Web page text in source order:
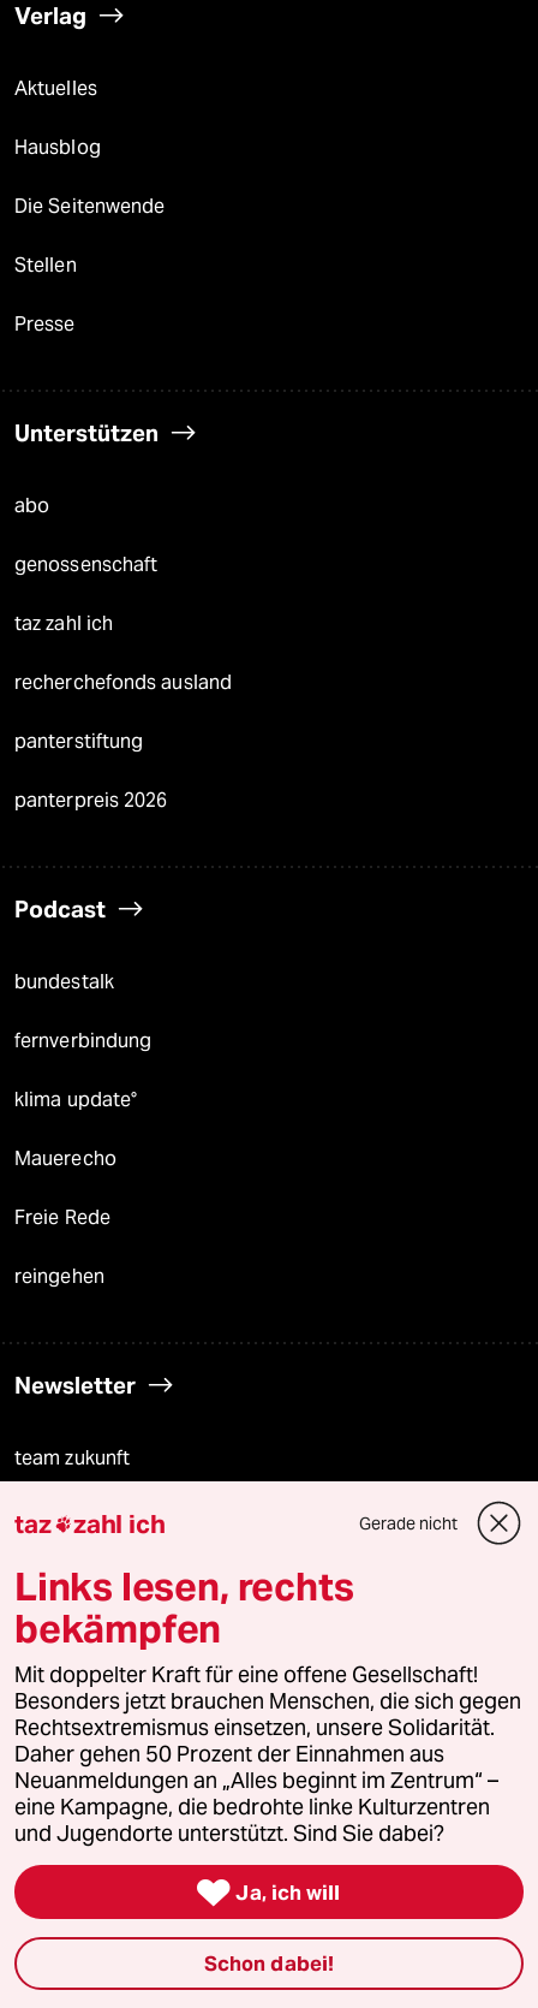
Verlag
Aktuelles
Hausblog
Die Seitenwende
Stellen
Presse
Unterstützen
abo
genossenschaft
taz zahl ich
recherchefonds ausland
panterstiftung
panterpreis 2026
Podcast
bundestalk
fernverbindung
klima update°
Mauerecho
Freie Rede
reingehen
Newsletter
team zukunft
taz frisch
taz zahl ich
taz lab Infobrief
Veranstaltungen
Demnächst
Vor Ort
Live im Stream
Vergangene
taz zahl ich Gerade nicht
Links lesen, rechts
bekämpfen
Mit doppelter Kraft für eine offene Gesellschaft!
Besonders jetzt brauchen Menschen, die sich gegen
Rechtsextremismus einsetzen, unsere Solidarität.
Daher gehen 50 Prozent der Einnahmen aus
Neuanmeldungen an „Alles beginnt im Zentrum“ –
eine Kampagne, die bedrohte linke Kulturzentren
und Jugendorte unterstützt. Sind Sie dabei?
 Ja, ich will
Schon dabei!